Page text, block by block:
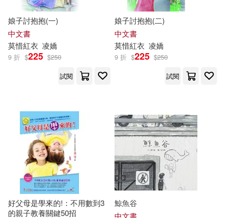
(美)莫格爾(1)
(英 ) 弗吉尼亞·伍爾夫(1)
(英)朱迪斯·克爾(1)
Eichner）(1)
Hamburger Studio(1)
Hermsdorf）(1) KJ查爾斯(1)
白象文化(2) 科學出版社(2)
積木文化(2) 網路與書出版(2)
聯經出版公司(2)
要有光(2) 貓頭鷹(2)
貴州人民出版社(2) 達觀(2)
遠足文化(2) 野人(2)
高寶(2)
娘子討抱抱(一)
中文書
莫惜紅衣 凌嬌
9 折 $225 $250
試閱
娘子討抱抱(二)
中文書
莫惜紅衣 凌嬌
9 折 $225 $250
試閱
好父母是學來的!：不用數到3
的親子教養關鍵50招
鯨魚谷
中文書